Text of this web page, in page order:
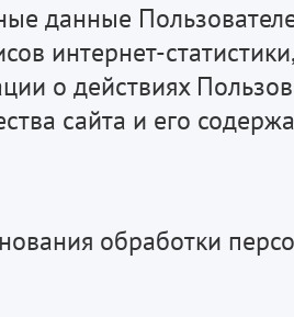
данные
интернет-
о действиях
сайта и его
обработки